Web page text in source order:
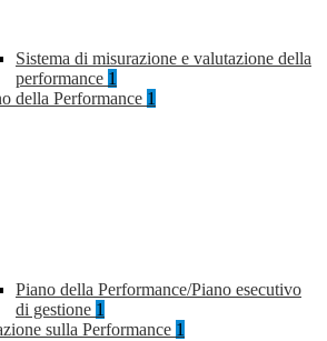
Sistema di misurazione e valutazione della
performance 1
della Performance 1
Piano della Performance/Piano esecutivo
di gestione 1
sulla Performance 1